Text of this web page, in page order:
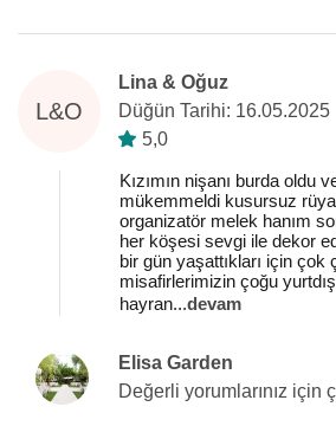
L&O
Lina & Oğuz
Düğün Tarihi: 16.05.2025
5,0
Kızımın nişanı burda oldu
mükemmeldi kusursuz
organizatör melek hanım
her köşesi sevgi ile dekor
bir gün yaşattıkları için
misafirlerimizin çoğu
hayran...devam
Elisa Garden
Değerli yorumlarınız için